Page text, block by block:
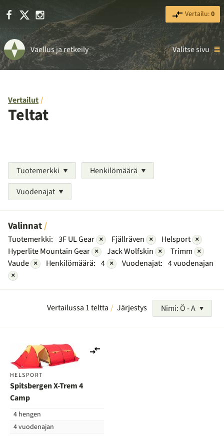
Facebook Instagram Vertailu:0
Vaellus ja retkeily Valitse sivu
Vertailut
Teltat
Tuotemerkki
Henkilömäärä
Vuodenajat
Valinnat
Tuotemerkki: 3F UL Gear × Fjällräven × Helsport ×
Hyperlite Mountain Gear × Jack Wolfskin × Trimm ×
Vaude × Henkilömäärä: 4 × Vuodenajat: 4 vuodenajan
×
Vertailussa 1 teltta Järjestys Nimi: Ö - A
HELSPORT
Spitsbergen X-Trem 4
Camp
4 hengen
4 vuodenajan